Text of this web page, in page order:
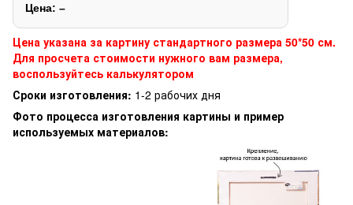
Цена: –
Цена указана за картину стандартного размера 50*50 см.
Для просчета стоимости нужного вам размера,
воспользуйтесь калькулятором
Сроки изготовления: 1-2 рабочих дня
Фото процесса изготовления картины и пример
используемых материалов: